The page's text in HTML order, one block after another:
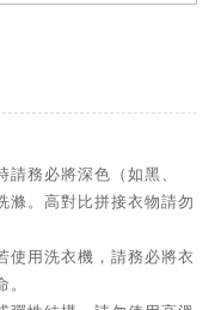
務必將深色（如黑、
滌。高對比拼接衣物請勿
使用洗衣機，請務必將衣